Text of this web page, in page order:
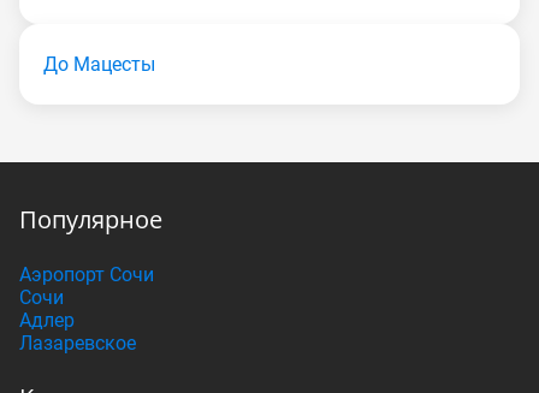
До Мацесты
Популярное
Аэропорт Сочи
Сочи
Адлер
Лазаревское